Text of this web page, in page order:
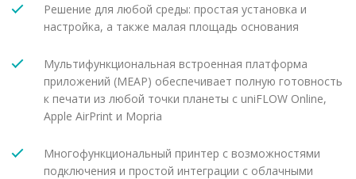
Решение для любой среды: простая установка и
настройка, а также малая площадь основания
Мультифункциональная встроенная платформа
приложений (MEAP) обеспечивает полную готовность
к печати из любой точки планеты с uniFLOW Online,
Apple AirPrint и Mopria
Многофункциональный принтер с возможностями
подключения и простой интеграции с облачными